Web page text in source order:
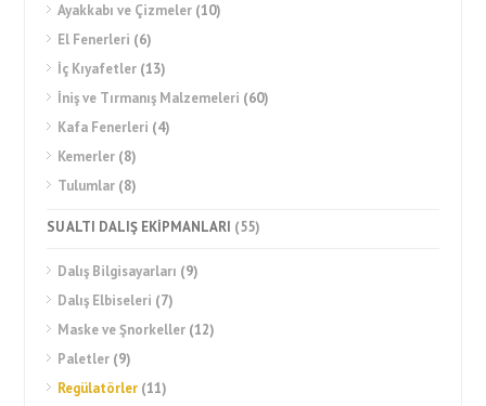
Ayakkabı ve Çizmeler (10)
El Fenerleri (6)
İç Kıyafetler (13)
İniş ve Tırmanış Malzemeleri (60)
Kafa Fenerleri (4)
Kemerler (8)
Tulumlar (8)
SU ALTI DALIŞ EKİPMANLARI (55)
Dalış Bilgisayarları (9)
Dalış Elbiseleri (7)
Maske ve Şnorkeller (12)
Paletler (9)
Regülatörler (11)